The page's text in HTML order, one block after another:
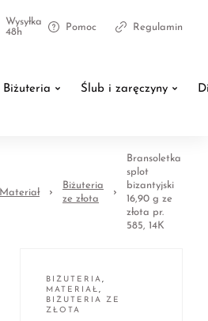
Wysyłka
48h
Pomoc Regulamin
Biżuteria Ślub i zaręczyny
Materiał
Biżuteria
ze złota
Bransoletka
splot
bizantyjski
16,90 g ze
złota pr.
585, 14K
BIŻUTERIA,
MATERIAŁ,
BIŻUTERIA ZE
ZŁOTA